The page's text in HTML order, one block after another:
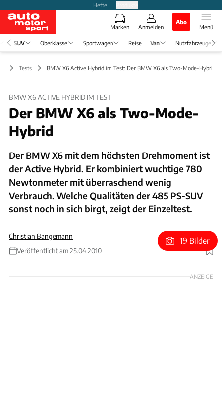
Hefte
Marken Anmelden
Abo
Menü
SUV Oberklasse Sportwagen Reise Van Nutzfahrzeuge
Tests BMW X6 Active Hybrid im Test: Der BMW X6 als Two-Mode-Hybrid
BMW X6 ACTIVE HYBRID IM TEST
Der BMW X6 als Two-Mode-
Hybrid
Der BMW X6 mit dem höchsten Drehmoment ist
der Active Hybrid. Er kombiniert wuchtige 780
Newtonmeter mit überraschend wenig
Verbrauch. Welche Qualitäten der 485 PS-SUV
sonst noch in sich birgt, zeigt der Einzeltest.
Christian Bangemann
Veröffentlicht am 25.04.2010
Foto: Achim Hartmann
19 Bilder
ANZEIGE